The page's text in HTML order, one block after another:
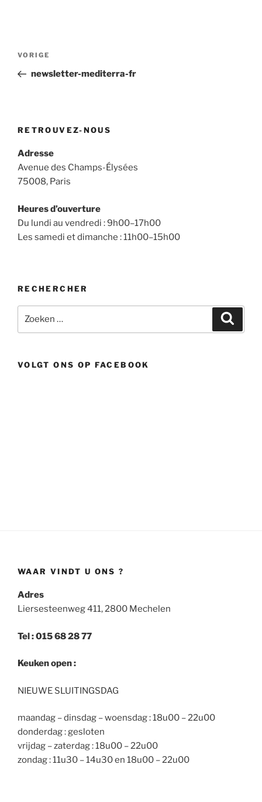
Berichtnavigatie
Vorig
bericht
VORIGE
newsletter-mediterra-fr
RETROUVEZ-NOUS
Adresse
Avenue des Champs-Élysées
75008, Paris
Heures d’ouverture
Du lundi au vendredi : 9h00–17h00
Les samedi et dimanche : 11h00–15h00
RECHERCHER
naar:
VOLGT ONS OP FACEBOOK
WAAR VINDT U ONS ?
Adres
Liersesteenweg 411, 2800 Mechelen
Tel : 015 68 28 77
Keuken open :
NIEUWE SLUITINGSDAG
maandag – dinsdag – woensdag : 18u00 – 22u00
donderdag : gesloten
vrijdag – zaterdag : 18u00 – 22u00
zondag : 11u30 – 14u30 en 18u00 – 22u00